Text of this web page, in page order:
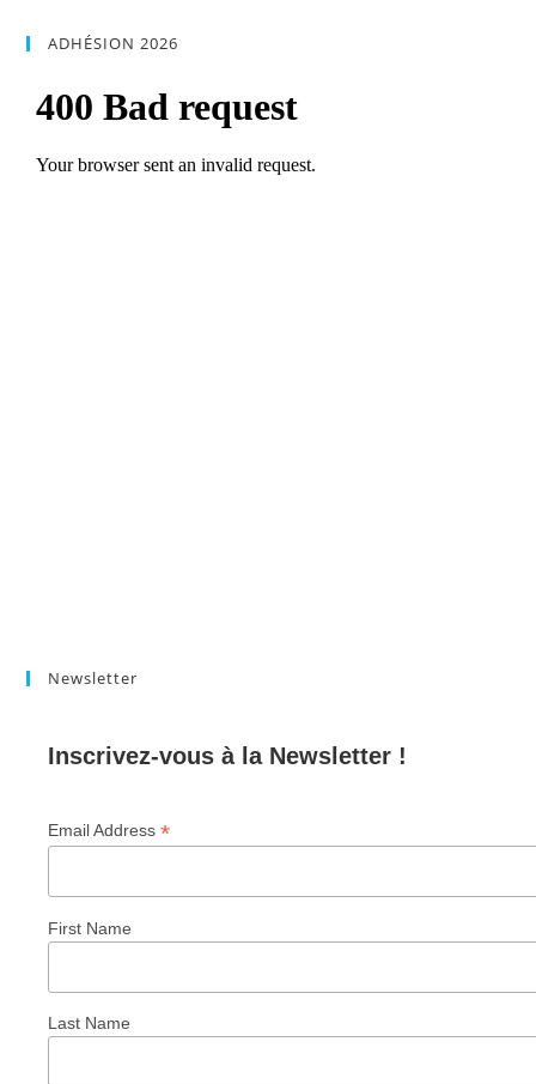
ADHÉSION 2026
Newsletter
Inscrivez-vous à la Newsletter !
Email Address*
First Name
Last Name